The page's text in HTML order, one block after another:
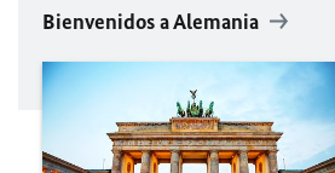
Bienvenidos a Alemania